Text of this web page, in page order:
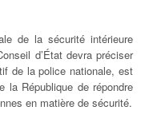
de la sécurité intérieure
d’État devra préciser
de la police nationale, est
la République de répondre
en matière de sécurité.